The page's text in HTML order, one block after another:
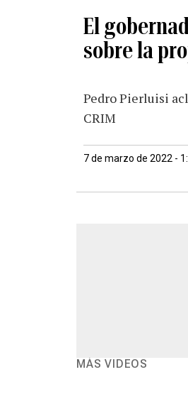
El
sobre la
Pedro Pierluisi
CRIM
7 de marzo de 2022 -
MÁS VIDEOS